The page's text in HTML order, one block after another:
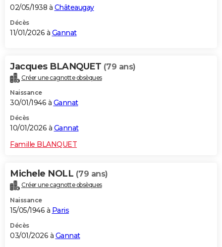
02/05/1938 à Châteaugay
Décès
11/01/2026 à Gannat
Jacques BLANQUET (79 ans)
Créer une cagnotte obsèques
Naissance
30/01/1946 à Gannat
Décès
10/01/2026 à Gannat
Famille BLANQUET
Michele NOLL (79 ans)
Créer une cagnotte obsèques
Naissance
15/05/1946 à Paris
Décès
03/01/2026 à Gannat